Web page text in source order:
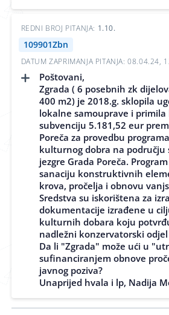
REDNI BROJ PITANJA: 1.10.
109901Zbn
DATUM ZAPRIMANJA PITANJA: 08.04.24,
Poštovani,
Zgrada ( 6 posebnih zk
400 m2) je 2018.g. sklopila
lokalne samouprave i
subvenciju 5.181,52 eur
Poreča za provedbu
kulturnog dobra na području
jezgre Grada Poreča.
sanaciju konstruktivnih
krova, pročelja i obnovu
Sredstva su iskorištena za
dokumentacije izrađene u
kulturnih dobara koju
nadležni konzervatorski
Da li "Zgrada" može ući u
sufinanciranjem obnove
javnog poziva?
Unaprijed hvala i lp, Nadija